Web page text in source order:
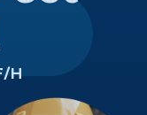
H